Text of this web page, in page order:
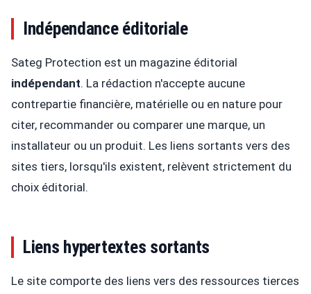
Indépendance éditoriale
Sateg Protection est un magazine éditorial
indépendant. La rédaction n'accepte aucune
contrepartie financière, matérielle ou en nature pour
citer, recommander ou comparer une marque, un
installateur ou un produit. Les liens sortants vers des
sites tiers, lorsqu'ils existent, relèvent strictement du
choix éditorial.
Liens hypertextes sortants
Le site comporte des liens vers des ressources tierces